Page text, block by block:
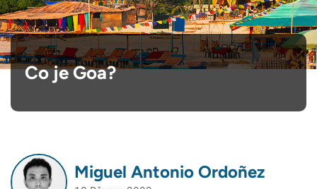
Co je Goa?
Miguel Antonio Ordoñez